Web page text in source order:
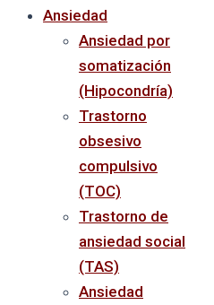
Ansiedad
Ansiedad por
somatización
(Hipocondría)
Trastorno
obsesivo
compulsivo
(TOC)
Trastorno de
ansiedad social
(TAS)
Ansiedad